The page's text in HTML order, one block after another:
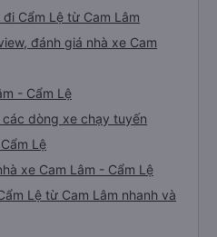
Cẩm Lệ từ Cam Lâm
đánh giá nhà xe Cam
- Cẩm Lệ
dòng xe chạy tuyến
Lệ
xe Cam Lâm - Cẩm Lệ
Lệ từ Cam Lâm nhanh và